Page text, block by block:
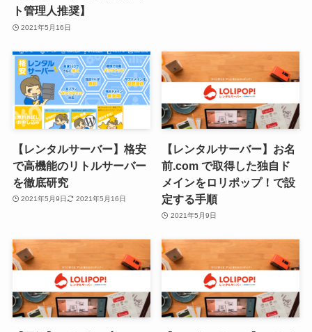
ト管理人推奨】
2021年5月16日
【レンタルサーバー】格安
で高機能のリトルサーバー
を徹底研究
2021年5月9日 2021年5月16日
【レンタルサーバー】お名
前.com で取得した独自ド
メインをロリポップ！で設
定する手順
2021年5月9日